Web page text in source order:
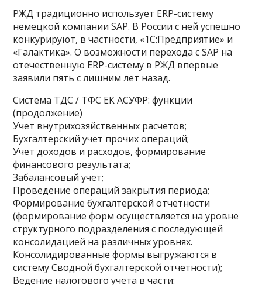
РЖД традиционно использует ERP-систему
немецкой компании SAP. В России с ней успешно
конкурируют, в частности, «1С:Предприятие» и
«Галактика». О возможности перехода с SAP на
отечественную ERP-систему в РЖД впервые
заявили пять с лишним лет назад.
Система ТДС / ТФС ЕК АСУФР: функции
(продолжение)
Учет внутрихозяйственных расчетов;
Бухгалтерский учет прочих операций;
Учет доходов и расходов, формирование
финансового результата;
Забалансовый учет;
Проведение операций закрытия периода;
Формирование бухгалтерской отчетности
(формирование форм осуществляется на уровне
структурного подразделения с последующей
консолидацией на различных уровнях.
Консолидированные формы выгружаются в
систему Сводной бухгалтерской отчетности);
Ведение налогового учета в части: